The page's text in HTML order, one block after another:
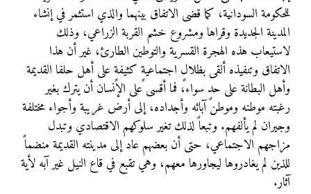
للحكومة السودانية، كما قضى الاتفاق بينهما والذي استثمر في إنشاء
المدينة الجديدة وقراها ومشروع خشم القربة الزراعي، وذلك
لاستيعاب هذه الهجرة القسرية والتوطين الطارئ، غير أن هذا
الاتفاق وتنفيذه ألقى بظلالٍ اجتماعيةٍ كثيفةٍ على أهل حلفا القديمة
وأهل البطانة على حدٍ سواء، فما أقسى على الإنسان أن يترك بغير
رغبته موطنه وموطن آبائه وأجداده، إلى أرض غريبة وأجواء مختلفة
وجيران لم يألفهم. وتبعاً لذلك تغير سلوكهم الاقتصادي وتبدل
مزاجهم الاجتماعي، حتى أن بعضهم عاد إلى مدينته القديمة منضماً
للذين لم يغادروها ليجاورها معهم، وهي تقبع في قاع النيل غير آبه لأية
آثار.